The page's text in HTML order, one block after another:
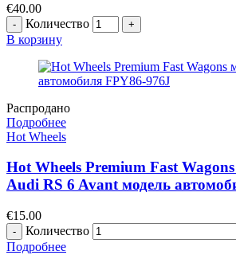
€40.00
Количество
В корзину
Распродано
Подробнее
Hot Wheels
Hot Wheels Premium Fast
Audi RS 6 Avant модель
€15.00
Количество
Подробнее